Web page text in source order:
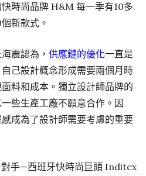
時尚品牌 H&M 每一季有10多
新款式。
震認為， 供應鏈的優化一直是
己設計概念形成需要兩個月時
料和成本。獨立設計師品牌的
些生產工廠不願意合作。因
成為了設計師需要考慮的重要
手—西班牙快時尚巨頭 Inditex